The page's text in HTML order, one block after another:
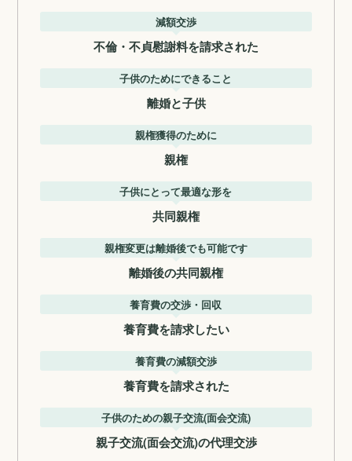
減額交渉
不倫・不貞慰謝料を請求された
子供のためにできること
離婚と子供
親権獲得のために
親権
子供にとって最適な形を
共同親権
親権変更は離婚後でも可能です
離婚後の共同親権
養育費の交渉・回収
養育費を請求したい
養育費の減額交渉
養育費を請求された
子供のための親子交流(面会交流)
親子交流(面会交流)の代理交渉